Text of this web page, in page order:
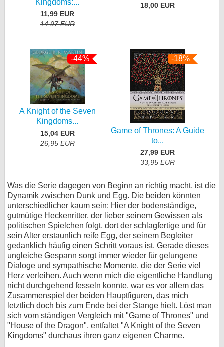
11,99 EUR
14,97 EUR
18,00 EUR
-44%
A Knight of the Seven
Kingdoms...
15,04 EUR
26,95 EUR
-18%
Game of Thrones: A Guide
to...
27,99 EUR
33,95 EUR
Was die Serie dagegen von Beginn an richtig macht, ist die
Dynamik zwischen Dunk und Egg. Die beiden könnten
unterschiedlicher kaum sein: Hier der bodenständige,
gutmütige Heckenritter, der lieber seinem Gewissen als
politischen Spielchen folgt, dort der schlagfertige und für
sein Alter erstaunlich reife Egg, der seinem Begleiter
gedanklich häufig einen Schritt voraus ist. Gerade dieses
ungleiche Gespann sorgt immer wieder für gelungene
Dialoge und sympathische Momente, die der Serie viel
Herz verleihen. Auch wenn mich die eigentliche Handlung
nicht durchgehend fesseln konnte, war es vor allem das
Zusammenspiel der beiden Hauptfiguren, das mich
letztlich doch bis zum Ende bei der Stange hielt. Löst man
sich vom ständigen Vergleich mit "Game of Thrones" und
"House of the Dragon", entfaltet "A Knight of the Seven
Kingdoms" durchaus ihren ganz eigenen Charme.